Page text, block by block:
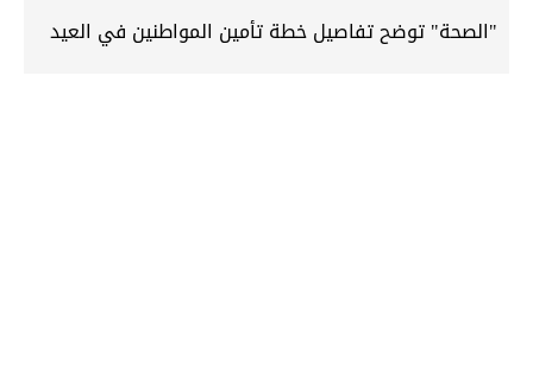
"الصحة" توضح تفاصيل خطة تأمين المواطنين في العيد